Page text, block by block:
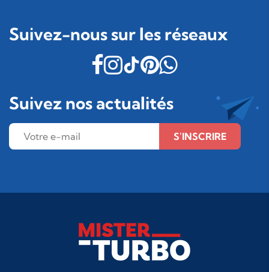
Suivez-nous sur les réseaux
Suivez nos actualités
S'INSCRIRE